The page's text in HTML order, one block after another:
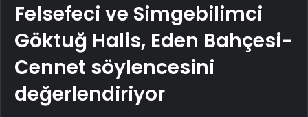
Felsefeci ve Simgebilimci
Göktuğ Halis, Eden Bahçesi-
Cennet söylencesini
değerlendiriyor